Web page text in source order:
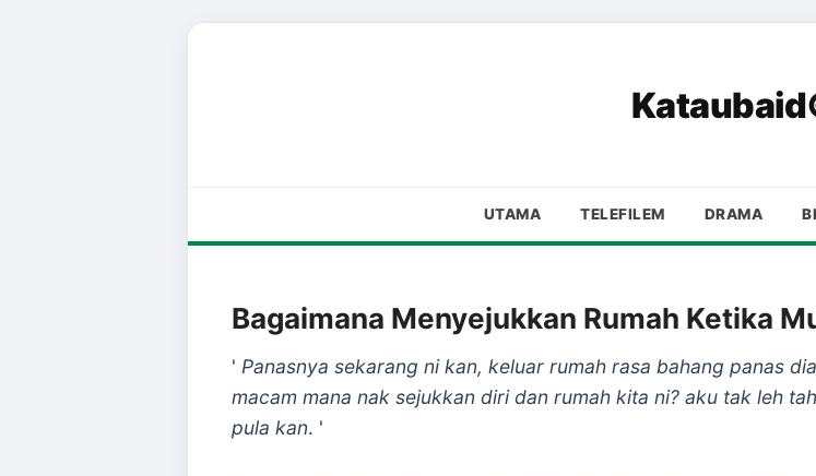
UTAMA TELEFILEM DRAMA
Bagaimana Menyejukkan Rumah Ketika
' Panasnya sekarang ni kan, keluar rumah rasa bahang panas
macam mana nak sejukkan diri dan rumah kita ni? aku tak leh
pula kan. '